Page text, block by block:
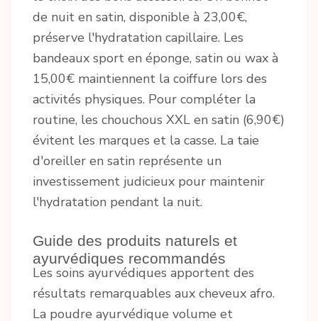
de nuit en satin, disponible à 23,00€,
préserve l'hydratation capillaire. Les
bandeaux sport en éponge, satin ou wax à
15,00€ maintiennent la coiffure lors des
activités physiques. Pour compléter la
routine, les chouchous XXL en satin (6,90€)
évitent les marques et la casse. La taie
d'oreiller en satin représente un
investissement judicieux pour maintenir
l'hydratation pendant la nuit.
Guide des produits naturels et
ayurvédiques recommandés
Les soins ayurvédiques apportent des
résultats remarquables aux cheveux afro.
La poudre ayurvédique volume et